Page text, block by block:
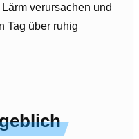
verursachen und
Tag über ruhig